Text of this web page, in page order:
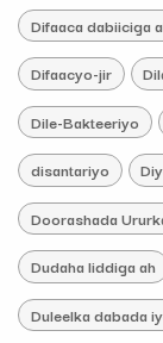
Difaaca dabiiciga
Difaacyo-jir
Dile-Bakteeriyo
disantariyo
Doorashada
Dudaha liddiga ah
Duleelka dabada